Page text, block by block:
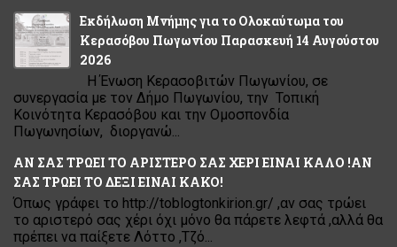
Εκδήλωση Μνήμης για το Ολοκαύτωμα του
Κερασόβου Πωγωνίου Παρασκευή 14 Αυγούστου
2026
Η Ένωση Κερασοβιτών Πωγωνίου, σε
συνεργασία με τον Δήμο Πωγωνίου, την Τοπική
Κοινότητα Κερασόβου και την Ομοσπονδία
Πωγωνησίων, διοργανώ...
ΑΝ ΣΑΣ ΤΡΩΕΙ ΤΟ ΑΡΙΣΤΕΡΟ ΣΑΣ ΧΕΡΙ ΕΙΝΑΙ ΚΑΛΟ !ΑΝ
ΣΑΣ ΤΡΩΕΙ ΤΟ ΔΕΞΙ ΕΙΝΑΙ ΚΑΚΟ!
Όπως γράφει το http://toblogtonkirion.gr/ ,αν σας τρώει
το αριστερό σας χέρι όχι μόνο θα πάρετε λεφτά ,αλλά θα
πρέπει να παίξετε Λόττο ,Τζό...